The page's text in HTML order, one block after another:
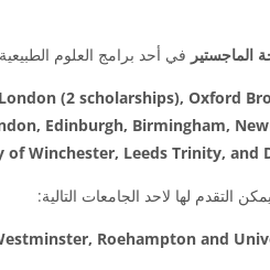
الماجستير في أحد برامج العلوم
(2 scholarships), Oxford
Edinburgh, Birmingham,
Winchester, Leeds Trinity, and
التقدم لها لاحد الجامعات التالية:
Roehampton and